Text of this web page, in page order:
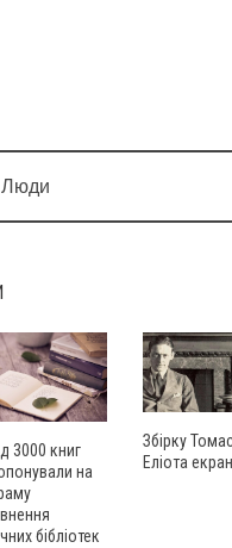
Люди
3000 книг
на
бібліотек
Збірку
Еліота